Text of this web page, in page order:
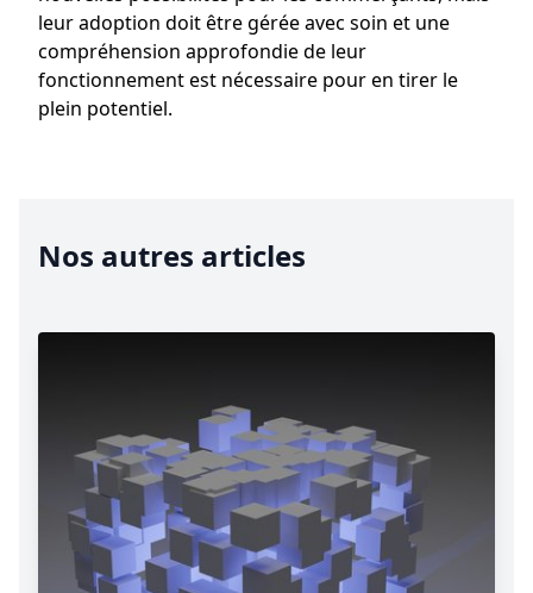
leur adoption doit être gérée avec soin et une
compréhension approfondie de leur
fonctionnement est nécessaire pour en tirer le
plein potentiel.
Nos autres articles